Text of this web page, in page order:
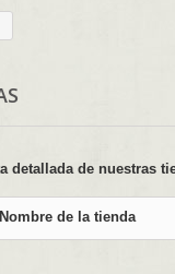
detallada de nuestras
Nombre de la tienda